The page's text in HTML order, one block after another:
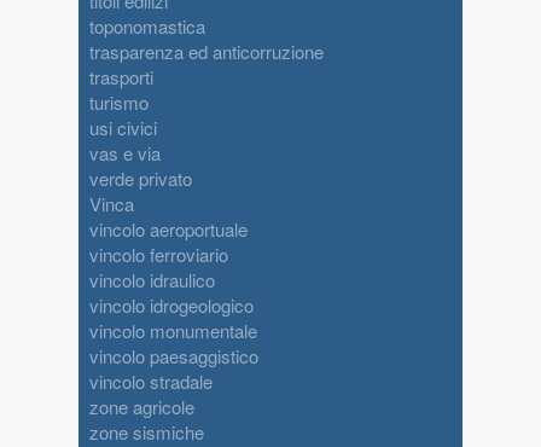
toponomastica
trasparenza ed anticorruzione
trasporti
turismo
usi civici
vas e via
verde privato
Vinca
vincolo aeroportuale
vincolo ferroviario
vincolo idraulico
vincolo idrogeologico
vincolo monumentale
vincolo paesaggistico
vincolo stradale
zone agricole
zone sismiche